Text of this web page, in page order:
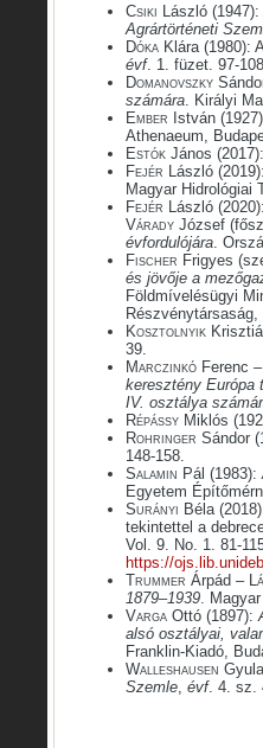
Csiki László
Agrártörténeti
Dóka Klára (1980):
évf. 1. füzet. 97-108.
Domanovszky
számára . Királyi
Ember István
Athenaeum,
Estók János
Fejér László
Magyar Hidrológiai
Fejér László
Várady József
évfordulójára .
Fischer Frigyes
és jövője a
Földmívelésügyi
Részvénytársaság,
Kosztolnyik
39.
Marczinkó Ferenc –
keresztény Európa
IV. osztálya
Répássy Miklós
Rohringer Sándor
148-158.
Salamin Pál (1983):
Egyetem
Surányi Béla
tekintettel a
Vol. 9. No. 1. 81-
https://
Trummer Árpád –
1879–1939 .
Varga Ottó (1897):
alsó osztályai,
Franklin-Kiadó,
Walleshausen
Szemle évf. 4. sz.